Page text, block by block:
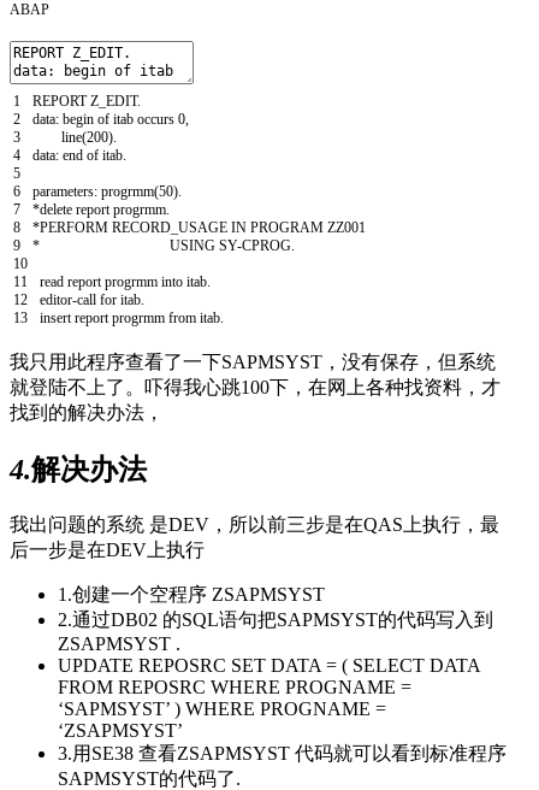
ABAP
1
2
3
4
5
6
7
8
9
10
11
12
13
REPORT Z EDIT.
data: begin of itab occurs 0,
line(200).
data: end of itab.
parameters: progrmm(50).
*delete report progrmm.
*PERFORM RECORD_USAGE IN PROGRAM ZZ001
* USING SY-CPROG.
read report progrmm into itab.
editor-call for itab.
insert report progrmm from itab.
我只用此程序查看了一下SAPMSYST，没有保存，但系统
就登陆不上了。吓得我心跳100下，在网上各种找资料，才
找到的解决办法，
4.解决办法
我出问题的系统 是DEV，所以前三步是在QAS上执行，最
后一步是在DEV上执行
1.创建一个空程序 ZSAPMSYST
2.通过DB02 的SQL语句把SAPMSYST的代码写入到
ZSAPMSYST .
UPDATE REPOSRC SET DATA = ( SELECT DATA
FROM REPOSRC WHERE PROGNAME =
‘SAPMSYST’ ) WHERE PROGNAME =
‘ZSAPMSYST’
3.用SE38 查看ZSAPMSYST 代码就可以看到标准程序
SAPMSYST的代码了.